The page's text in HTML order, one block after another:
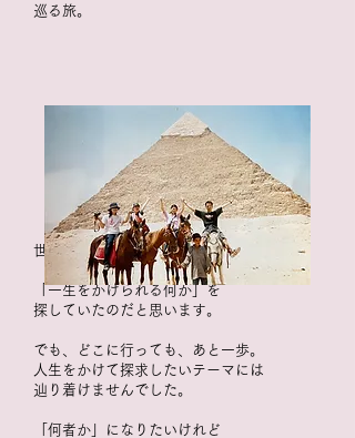
巡る旅。
世界中にでかけて
「一生をかけられる何か」を
探していたのだと思います。
でも、どこに行っても、あと一歩。
人生をかけて探求したいテーマには
辿り着けませんでした。
「何者か」になりたいけれど